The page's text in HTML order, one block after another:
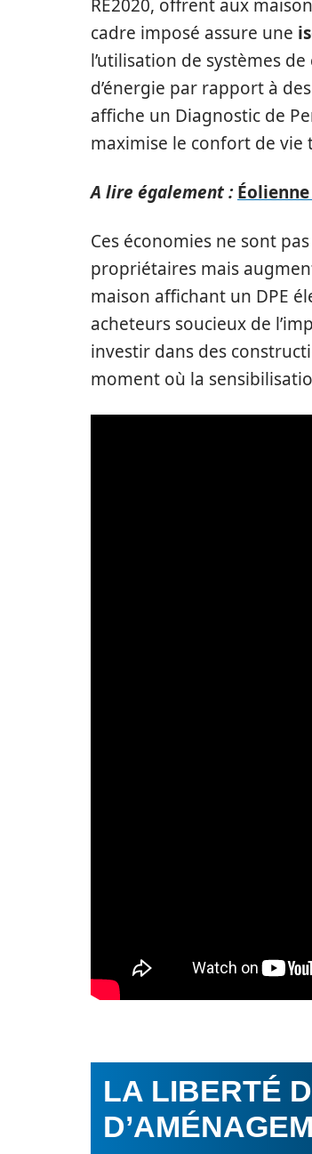
RE2020, offrent aux
cadre imposé assure une
l’utilisation de systèmes
d’énergie par rapport à
affiche un Diagnostic de
maximise le confort de vie
A lire également :
Ces économies ne sont
propriétaires mais
maison affichant un DPE
acheteurs soucieux de
investir dans des
moment où la
LA LIBERTÉ